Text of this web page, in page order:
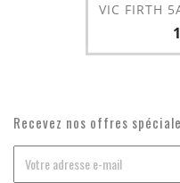
VIC FIRTH
Recevez nos offres